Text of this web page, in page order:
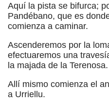
Aquí la pista se bifurca;
Pandébano, que es
comienza a caminar.
Ascenderemos por la
efectuaremos una
la majada de la Terenosa.
Allí mismo comienza el
a Urriellu.